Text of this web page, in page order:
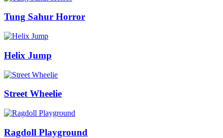
Tung Sahur Horror
Helix Jump
Street Wheelie
Ragdoll Playground